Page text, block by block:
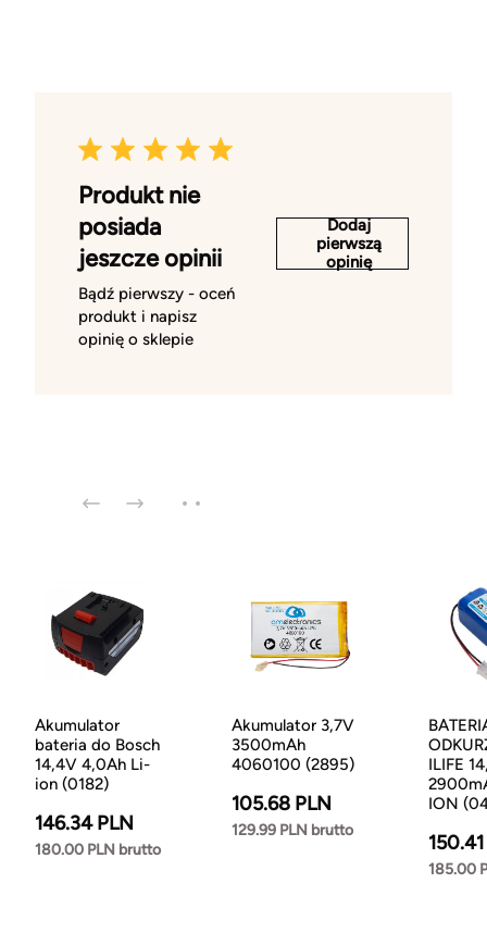
Produkt nie
posiada
jeszcze opinii
Bądź pierwszy - oceń
produkt i napisz
opinię o sklepie
Dodaj
pierwszą
opinię
Akumulator
bateria do Bosch
14,4V 4,0Ah Li-
ion (0182)
146.34 PLN
180.00 PLN brutto
Akumulator 3,7V
3500mAh
4060100 (2895)
105.68 PLN
129.99 PLN brutto
ILIFE
ION
185.00